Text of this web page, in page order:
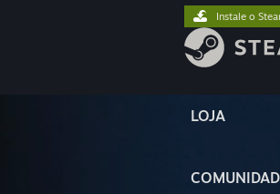
LOJA
Instale o